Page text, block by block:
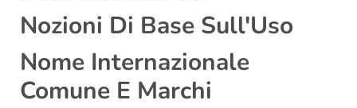
Nozioni Di Base Sull'Uso
Nome Internazionale
Comune E Marchi